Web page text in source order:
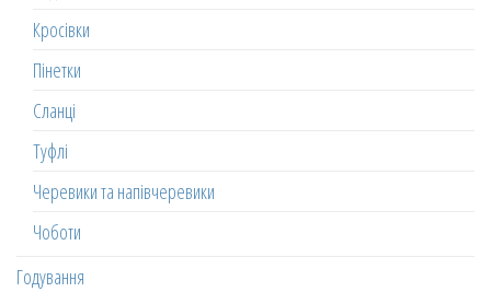
Кросівки
Пінетки
Сланці
Туфлі
Черевики та напівчеревики
Чоботи
Годування